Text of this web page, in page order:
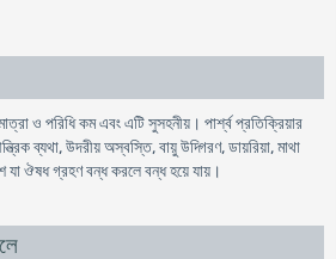
ও পরিধি কম এবং এটি সুসহনীয়। পার্শ্ব প্রতিক্রিয়ার
ব্যথা, উদরীয় অস্বস্তি, বায়ু উদ্গিরণ, ডায়রিয়া, মাথা
যা ঔষধ গ্রহণ বন্ধ করলে বন্ধ হয়ে যায়।